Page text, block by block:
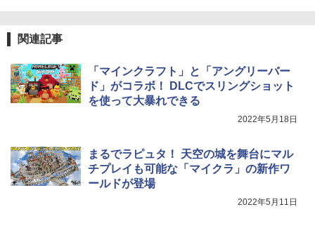
11インチカラーディスプレイ、64GBスト
レージ、ノート機能搭載、明るさ自動調
整、色調調節ライト、プレミアムペン付
き、グラファイト
関連記事
「マインクラフト」と「アングリーバー
ド」がコラボ！ DLCでスリングショット
を使って大暴れできる
2022年5月18日
まるでラピュタ！ 天空の城を舞台にマル
チプレイも可能な「マイクラ」の新作ワ
ールドが登場
2022年5月11日